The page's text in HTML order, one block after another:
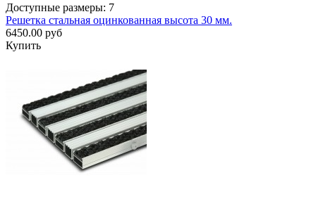
Доступные размеры: 7
Решетка стальная оцинкованная высота 30 мм.
6450.00 руб
Купить